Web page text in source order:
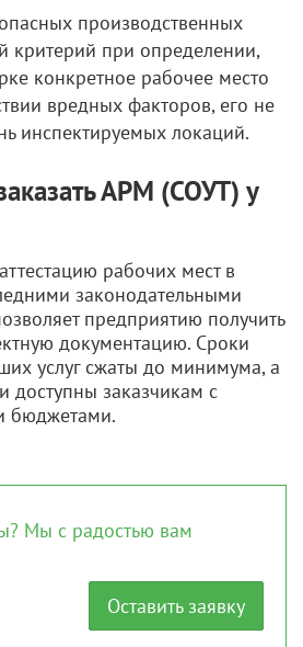
производственных
критерий при определении,
конкретное рабочее место
вредных факторов, его не
инспектируемых локаций.
АРМ (СОУТ) у
рабочих мест в
законодательными
предприятию получить
документацию. Сроки
услуг сжаты до минимума, а
доступны заказчикам с
бюджетами.
Мы с радостью вам
Оставить заявку